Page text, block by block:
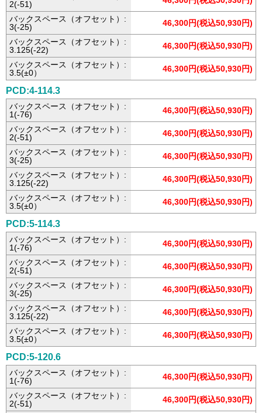
2(-51)
バックスペース（オフセット）:
3(-25)
46,300円(税込50,930円)
バックスペース（オフセット）:
3.125(-22)
46,300円(税込50,930円)
バックスペース（オフセット）:
3.5(±0）
46,300円(税込50,930円)
PCD:4-114.3
バックスペース（オフセット）:
1(-76)
46,300円(税込50,930円)
バックスペース（オフセット）:
2(-51)
46,300円(税込50,930円)
バックスペース（オフセット）:
3(-25)
46,300円(税込50,930円)
バックスペース（オフセット）:
3.125(-22)
46,300円(税込50,930円)
バックスペース（オフセット）:
3.5(±0）
46,300円(税込50,930円)
PCD:5-114.3
バックスペース（オフセット）:
1(-76)
46,300円(税込50,930円)
バックスペース（オフセット）:
2(-51)
46,300円(税込50,930円)
バックスペース（オフセット）:
3(-25)
46,300円(税込50,930円)
バックスペース（オフセット）:
3.125(-22)
46,300円(税込50,930円)
バックスペース（オフセット）:
3.5(±0）
46,300円(税込50,930円)
PCD:5-120.6
バックスペース（オフセット）:
1(-76)
46,300円(税込50,930円)
バックスペース（オフセット）:
2(-51)
46,300円(税込50,930円)